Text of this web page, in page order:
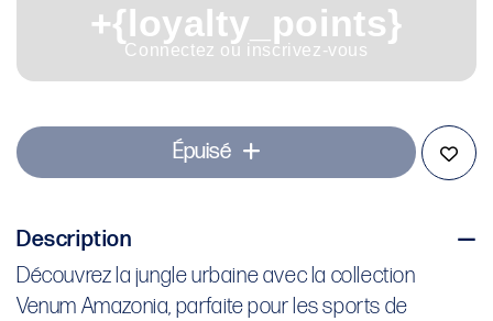
+{loyalty_points}
Connectez ou inscrivez-vous
Épuisé
Description
Découvrez la jungle urbaine avec la collection
Venum Amazonia, parfaite pour les sports de
Découvrez la jungle urbaine avec la collection
Venum Amazonia, parfaite pour les sports de